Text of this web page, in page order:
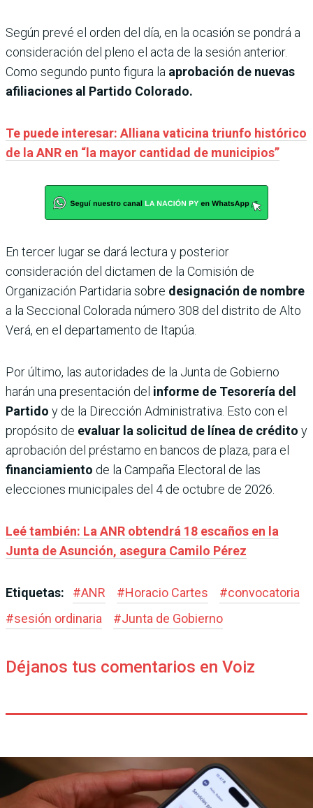
Según prevé el orden del día, en la ocasión se pondrá a
consideración del pleno el acta de la sesión anterior.
Como segundo punto figura la aprobación de nuevas
afiliaciones al Partido Colorado.
Te puede interesar: Alliana vaticina triunfo histórico
de la ANR en “la mayor cantidad de municipios”
En tercer lugar se dará lectura y posterior
consideración del dictamen de la Comisión de
Organización Partidaria sobre designación de nombre
a la Seccional Colorada número 308 del distrito de Alto
Verá, en el departamento de Itapúa.
Por último, las autoridades de la Junta de Gobierno
harán una presentación del informe de Tesorería del
Partido y de la Dirección Administrativa. Esto con el
propósito de evaluar la solicitud de línea de crédito y
aprobación del préstamo en bancos de plaza, para el
financiamiento de la Campaña Electoral de las
elecciones municipales del 4 de octubre de 2026.
Leé también: La ANR obtendrá 18 escaños en la
Junta de Asunción, asegura Camilo Pérez
Etiquetas: #ANR #Horacio Cartes #convocatoria
#sesión ordinaria #Junta de Gobierno
Déjanos tus comentarios en Voiz